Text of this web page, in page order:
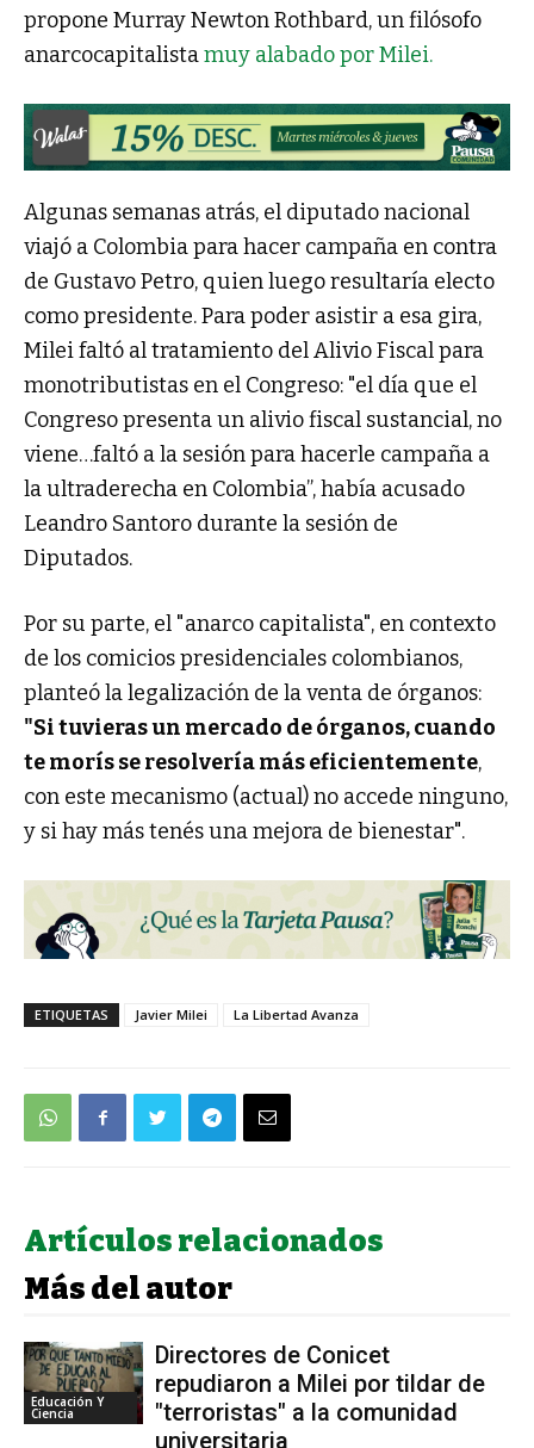
propone Murray Newton Rothbard, un filósofo
anarcocapitalistamuy alabado por Milei.
Algunas semanas atrás, el diputado nacional
viajó a Colombia para hacer campaña en contra
de Gustavo Petro, quien luego resultaría electo
como presidente. Para poder asistir a esa gira,
Milei faltó al tratamiento del Alivio Fiscal para
monotributistas en el Congreso: "el día que el
Congreso presenta un alivio fiscal sustancial, no
viene…faltó a la sesión para hacerle campaña a
la ultraderecha en Colombia”, había acusado
Leandro Santoro durante la sesión de
Diputados.
Por su parte, el "anarco capitalista", en contexto
de los comicios presidenciales colombianos,
planteó la legalización de la venta de órganos:
"Si tuvieras un mercado de órganos, cuando
te morís se resolvería más eficientemente,
con este mecanismo (actual) no accede ninguno,
y si hay más tenés una mejora de bienestar".
ETIQUETAS Javier Milei La Libertad Avanza
Artículos relacionados
Más del autor
Educación Y
Ciencia
Directores de Conicet
repudiaron a Milei por tildar de
"terroristas" a la comunidad
universitaria